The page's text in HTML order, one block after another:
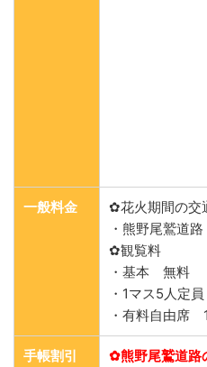
一般料金
✿花火期間の交
・熊野尾鷲道
✿観覧料
・基本 無料
・1マス5人定
・有料自由席
手帳割引
✿熊野尾鷲道路